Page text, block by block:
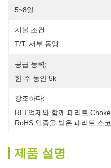
5~8일
지불 조건:
T/T, 서부 동맹
공급 능력:
한 주 동안 5k
강조하다:
RFI 억제와 함께 페리트
RoHS 인증을 받은 페리트 스
제품 설명